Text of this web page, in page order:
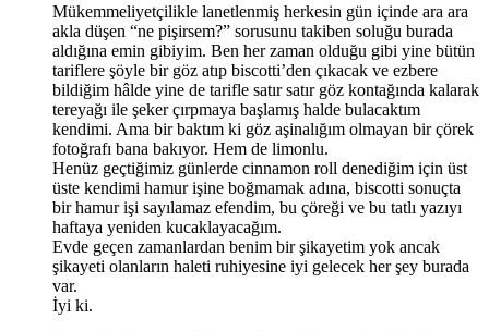
Mükemmeliyetçilikle lanetlenmiş herkesin gün içinde ara ara
akla düşen “ne pişirsem?” sorusunu takiben soluğu burada
aldığına emin gibiyim. Ben her zaman olduğu gibi yine bütün
tariflere şöyle bir göz atıp biscotti’den çıkacak ve ezbere
bildiğim hâlde yine de tarifle satır satır göz kontağında kalarak
tereyağı ile şeker çırpmaya başlamış halde bulacaktım
kendimi. Ama bir baktım ki göz aşinalığım olmayan bir çörek
fotoğrafı bana bakıyor. Hem de limonlu.
Henüz geçtiğimiz günlerde cinnamon roll denediğim için üst
üste kendimi hamur işine boğmamak adına, biscotti sonuçta
bir hamur işi sayılamaz efendim, bu çöreği ve bu tatlı yazıyı
haftaya yeniden kucaklayacağım.
Evde geçen zamanlardan benim bir şikayetim yok ancak
şikayeti olanların haleti ruhiyesine iyi gelecek her şey burada
var.
İyi ki.